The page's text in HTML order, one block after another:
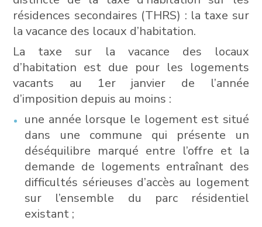
résidences secondaires (THRS) : la taxe sur
la vacance des locaux d’habitation.
La taxe sur la vacance des locaux
d’habitation est due pour les logements
vacants au 1er janvier de l’année
d’imposition depuis au moins :
une année lorsque le logement est situé
dans une commune qui présente un
déséquilibre marqué entre l’offre et la
demande de logements entraînant des
difficultés sérieuses d’accès au logement
sur l’ensemble du parc résidentiel
existant ;